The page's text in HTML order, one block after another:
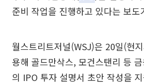
준비 작업을 진행하고 있다는 보도
월스트리트저널(WSJ)은 20일(현
용해 골드만삭스, 모건스탠리 등
의 IPO 투자 설명서 초안 작성을